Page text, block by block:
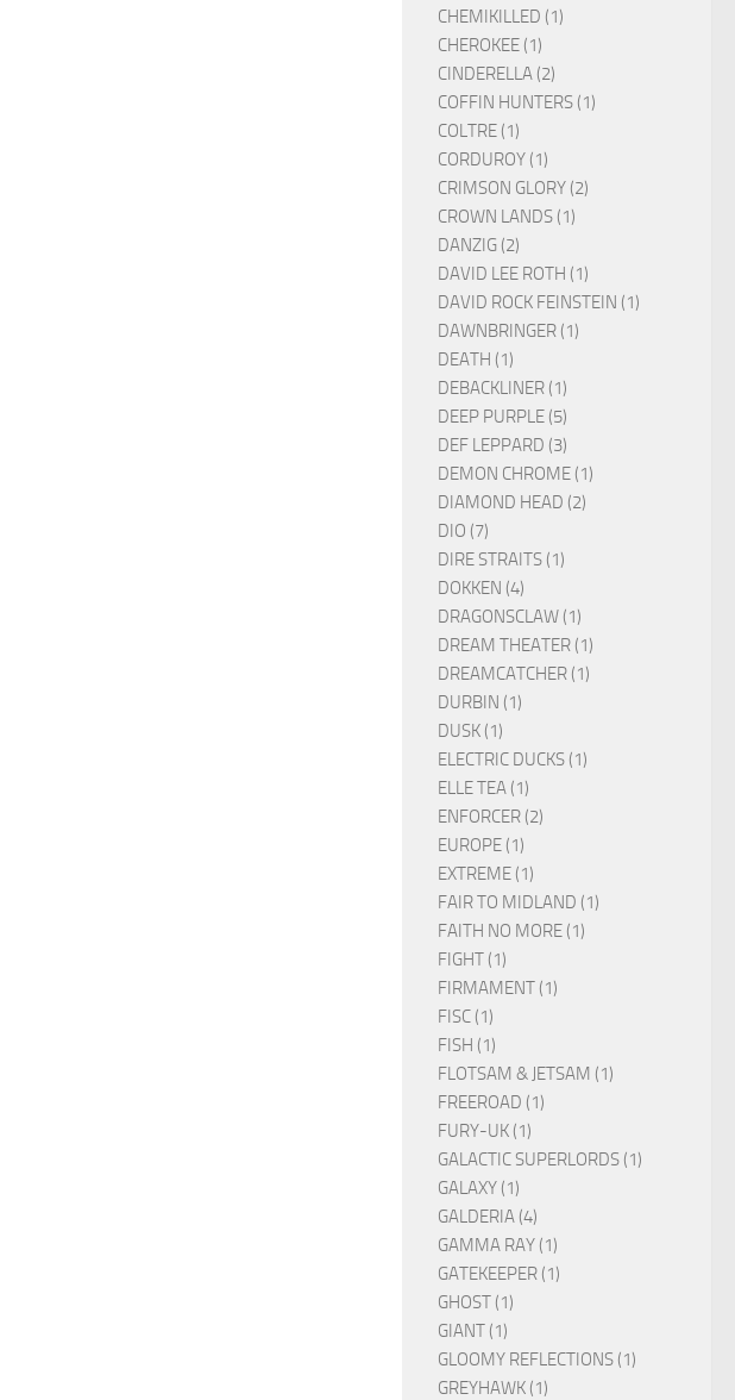
CHEMIKILLED (1)
CHEROKEE (1)
CINDERELLA (2)
COFFIN HUNTERS (1)
COLTRE (1)
CORDUROY (1)
CRIMSON GLORY (2)
CROWN LANDS (1)
DANZIG (2)
DAVID LEE ROTH (1)
DAVID ROCK FEINSTEIN (1)
DAWNBRINGER (1)
DEATH (1)
DEBACKLINER (1)
DEEP PURPLE (5)
DEF LEPPARD (3)
DEMON CHROME (1)
DIAMOND HEAD (2)
DIO (7)
DIRE STRAITS (1)
DOKKEN (4)
DRAGONSCLAW (1)
DREAM THEATER (1)
DREAMCATCHER (1)
DURBIN (1)
DUSK (1)
ELECTRIC DUCKS (1)
ELLE TEA (1)
ENFORCER (2)
EUROPE (1)
EXTREME (1)
FAIR TO MIDLAND (1)
FAITH NO MORE (1)
FIGHT (1)
FIRMAMENT (1)
FISC (1)
FISH (1)
FLOTSAM & JETSAM (1)
FREEROAD (1)
FURY-UK (1)
GALACTIC SUPERLORDS (1)
GALAXY (1)
GALDERIA (4)
GAMMA RAY (1)
GATEKEEPER (1)
GHOST (1)
GIANT (1)
GLOOMY REFLECTIONS (1)
GREYHAWK (1)